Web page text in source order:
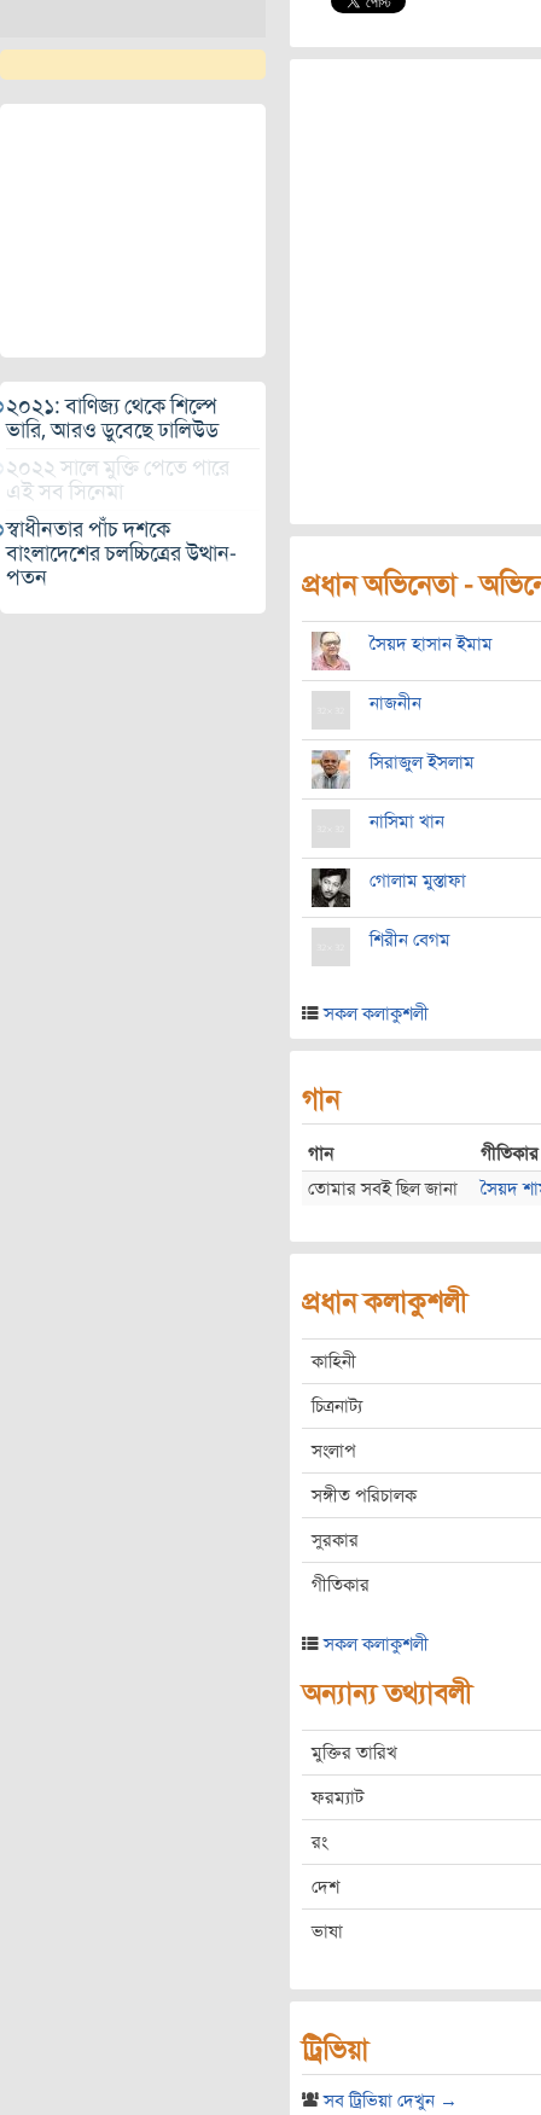
২০২১: বাণিজ্য থেকে শিল্পে
ভারি, আরও ডুবেছে ঢালিউড
২০২২ সালে মুক্তি পেতে পারে
এই সব সিনেমা
স্বাধীনতার পাঁচ দশকে
বাংলাদেশের চলচ্চিত্রের উত্থান-
পতন
প্রধান অভিনেতা -
সৈয়দ হাসান ইমাম
নাজনীন
সিরাজুল ইসলাম
নাসিমা খান
গোলাম মুস্তাফা
শিরীন বেগম
সকল কলাকুশলী
গান
গান
গীতিকার
তোমার সবই ছিল জানা
সৈয়দ
প্রধান কলাকুশলী
কাহিনী
চিত্রনাট্য
সংলাপ
সঙ্গীত পরিচালক
সুরকার
গীতিকার
সকল কলাকুশলী
অন্যান্য তথ্যাবলী
মুক্তির তারিখ
ফরম্যাট
রং
দেশ
ভাষা
ট্রিভিয়া
সব ট্রিভিয়া দেখুন →